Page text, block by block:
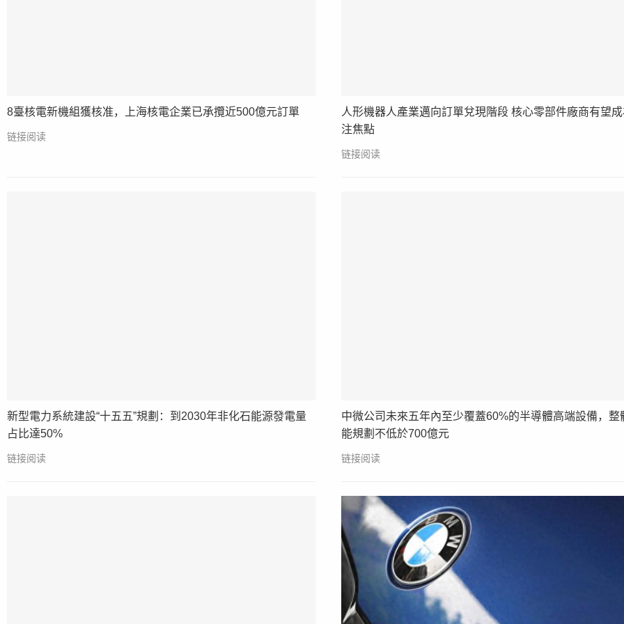
8臺核電新機組獲核准，上海核電企業已承攬近500億元訂單
链接阅读
人形機器人產業邁向訂單兌現階段 核心零部件廠商有望
注焦點
链接阅读
新型電力系統建設“十五五”規劃：到2030年非化石能源發電量
占比達50%
链接阅读
中微公司未來五年內至少覆蓋60%的半導體高端設備，整
能規劃不低於700億元
链接阅读